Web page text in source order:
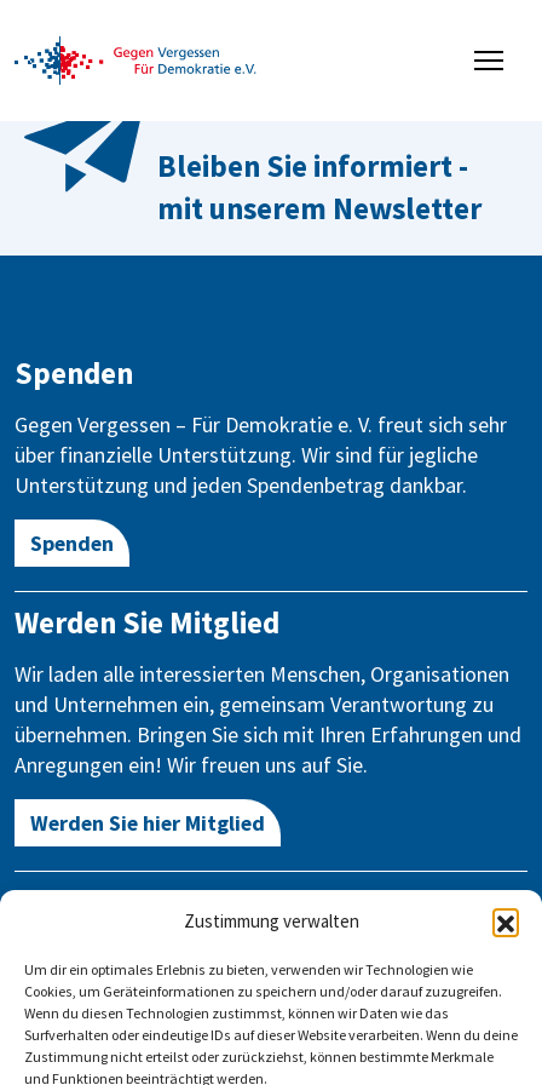
Zustimmung verwalten
Um dir ein optimales Erlebnis zu bieten, verwenden wir Technologien wie
Cookies, um Geräteinformationen zu speichern und/oder darauf zuzugreifen.
Wenn du diesen Technologien zustimmst, können wir Daten wie das
Surfverhalten oder eindeutige IDs auf dieser Website verarbeiten. Wenn du deine
Zustimmung nicht erteilst oder zurückziehst, können bestimmte Merkmale
und Funktionen beeinträchtigt werden.
Bleiben Sie informiert -
mit unserem Newsletter
Spenden
Gegen Vergessen – Für Demokratie e. V. freut sich sehr
über finanzielle Unterstützung. Wir sind für jegliche
Unterstützung und jeden Spendenbetrag dankbar.
Spenden
Werden Sie Mitglied
Wir laden alle interessierten Menschen, Organisationen
und Unternehmen ein, gemeinsam Verantwortung zu
übernehmen. Bringen Sie sich mit Ihren Erfahrungen und
Anregungen ein! Wir freuen uns auf Sie.
Werden Sie hier Mitglied
Kontakt
Stauffenbergstraße 13-14
10785 Berlin
info@gegen-vergessen.de